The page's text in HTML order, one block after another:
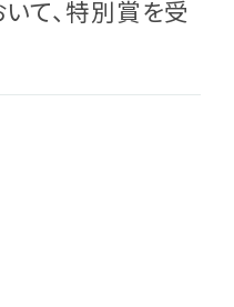
て、特別賞を受